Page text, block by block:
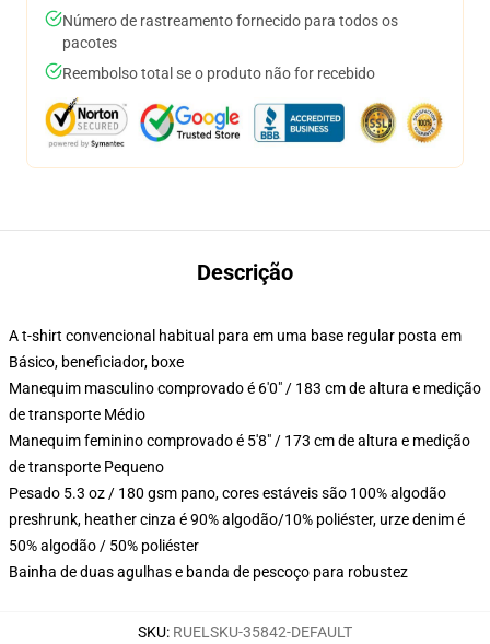
Número de rastreamento fornecido para todos os
pacotes
Reembolso total se o produto não for recebido
Descrição
A t-shirt convencional habitual para em uma base regular posta em
Básico, beneficiador, boxe
Manequim masculino comprovado é 6'0" / 183 cm de altura e medição
de transporte Médio
Manequim feminino comprovado é 5'8" / 173 cm de altura e medição
de transporte Pequeno
Pesado 5.3 oz / 180 gsm pano, cores estáveis são 100% algodão
preshrunk, heather cinza é 90% algodão/10% poliéster, urze denim é
50% algodão / 50% poliéster
Bainha de duas agulhas e banda de pescoço para robustez
SKU: RUELSKU-35842-DEFAULT